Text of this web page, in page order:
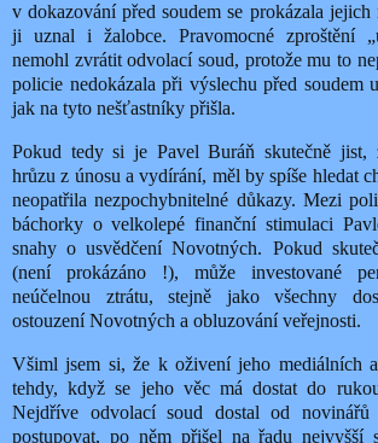
v dokazování před soudem se prokázala jejich
ji uznal i žalobce. Pravomocné zproštění
nemohl zvrátit odvolací soud, protože mu to
policie nedokázala při výslechu před soudem
jak na tyto nešťastníky přišla.
Pokud tedy si je Pavel Buráň skutečně jist,
hrůzu z únosu a vydírání, měl by spíše hledat
neopatřila nezpochybnitelné důkazy. Mezi
báchorky o velkolepé finanční stimulaci
snahy o usvědčení Novotných. Pokud
(není prokázáno !), může investované
neúčelnou ztrátu, stejně jako všechny
ostouzení Novotných a obluzování veřejnosti.
Všiml jsem si, že k oživení jeho mediálních
tehdy, když se jeho věc má dostat do
Nejdříve odvolací soud dostal od
postupovat, po něm přišel na řadu nejvyšší